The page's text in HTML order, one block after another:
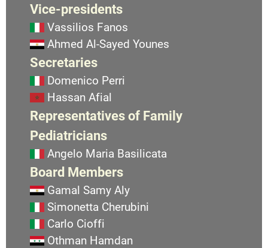
Vice-presidents
Vassilios Fanos
Ahmed Al-Sayed Younes
Secretaries
Domenico Perri
Hassan Afial
Representatives of Family
Pediatricians
Angelo Maria Basilicata
Board Members
Gamal Samy Aly
Simonetta Cherubini
Carlo Cioffi
Othman Hamdan